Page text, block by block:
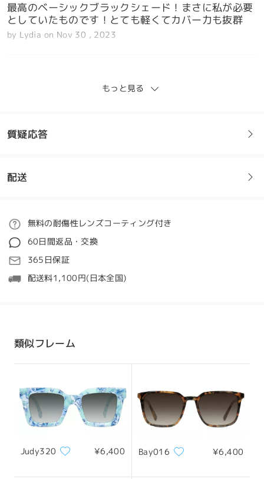
最高のベーシックブラックシェード！まさに私が必要
としていたものです！とても軽くてカバー力も抜群
by Lydia on Nov 30 , 2023
もっと見る
質疑応答
フレームについてご質問がある場合は、以下からお問い合わせく
質問する
配送
ご注文
処理時間
5-7営業日
詳細
配送時間
配送
無料の耐傷性レンズコーティング付き
60日間返品・交換
365日保証
配送料1,100円(日本全国)
類似フレーム
Judy320 ¥6,400 Bay016 ¥6,400